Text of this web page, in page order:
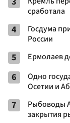
сработала
4
Госдума
России
5 Ермолаев
6
Одно
Осетии и
7
Рыбоводы
закрытия